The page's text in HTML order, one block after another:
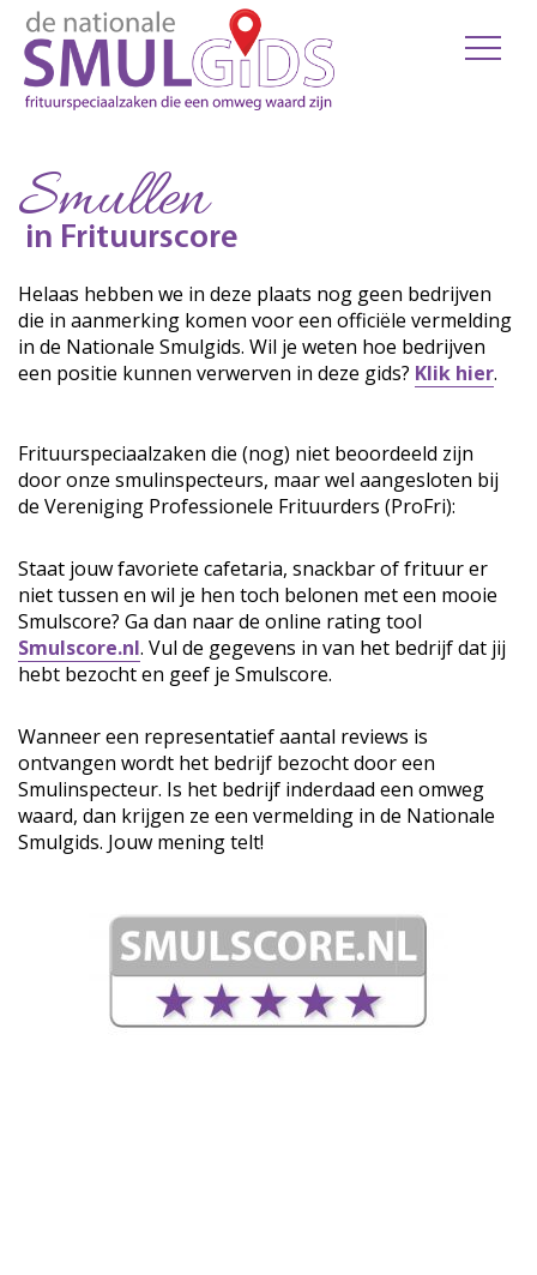
Smullen
in Frituurscore
Helaas hebben we in deze plaats nog geen bedrijven
die in aanmerking komen voor een officiële vermelding
in de Nationale Smulgids. Wil je weten hoe bedrijven
een positie kunnen verwerven in deze gids? Klik hier.
Frituurspeciaalzaken die (nog) niet beoordeeld zijn
door onze smulinspecteurs, maar wel aangesloten bij
de Vereniging Professionele Frituurders (ProFri):
Staat jouw favoriete cafetaria, snackbar of frituur er
niet tussen en wil je hen toch belonen met een mooie
Smulscore? Ga dan naar de online rating tool
Smulscore.nl. Vul de gegevens in van het bedrijf dat jij
hebt bezocht en geef je Smulscore.
Wanneer een representatief aantal reviews is
ontvangen wordt het bedrijf bezocht door een
Smulinspecteur. Is het bedrijf inderdaad een omweg
waard, dan krijgen ze een vermelding in de Nationale
Smulgids. Jouw mening telt!